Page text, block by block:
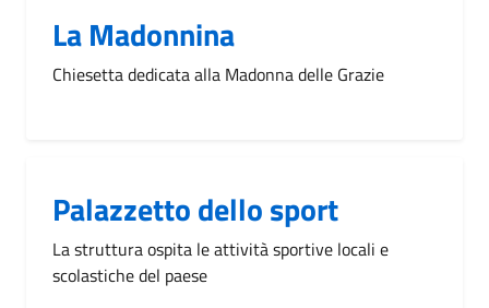
La Madonnina
Chiesetta dedicata alla Madonna delle Grazie
Palazzetto dello sport
La struttura ospita le attività sportive locali e
scolastiche del paese